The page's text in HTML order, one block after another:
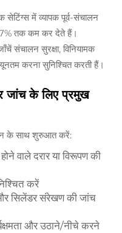
सेटिंग्स में व्यापक पूर्व-संचालन
तक कम कर देते हैं।
संचालन सुरक्षा, विनियामक
करना सुनिश्चित करती हैं।
जांच के लिए प्रमुख
के साथ शुरुआत करें:
वाले दरार या विरूपण की
करें
सिलेंडर संरेखण की जांच
और उठाने/नीचे करने